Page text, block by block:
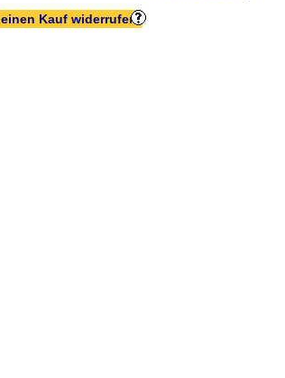
einen Kauf widerrufen